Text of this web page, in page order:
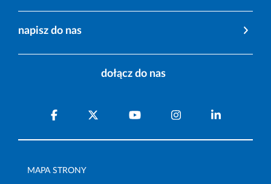
napisz do nas
dołącz do nas
MAPA STRONY